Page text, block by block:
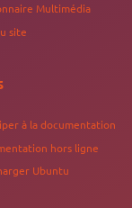
et activée.
Multimédia
site
à la documentation
hors ligne
Ubuntu